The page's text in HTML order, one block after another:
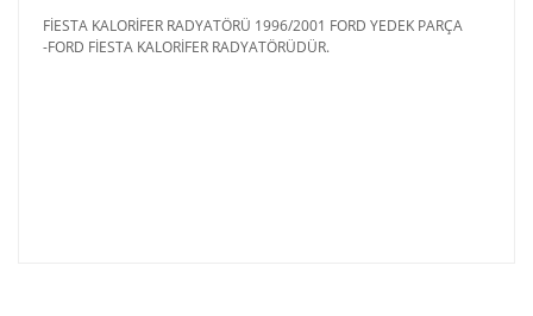
FİESTA KALORİFER RADYATÖRÜ 1996/2001 FORD YEDEK PARÇA
-FORD FİESTA KALORİFER RADYATÖRÜDÜR.